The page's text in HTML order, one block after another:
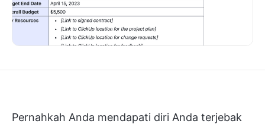
Pernahkah Anda mendapati diri Anda terjebak